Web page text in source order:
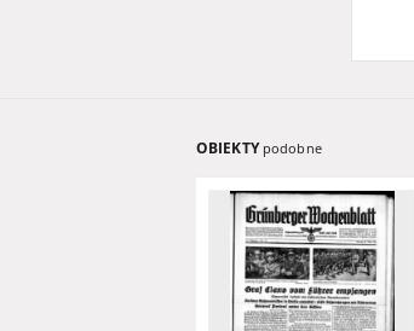
OBIEKTY podobne